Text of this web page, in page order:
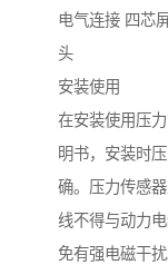
电气连接 四芯
头
安装使用
在安装使用压
明书，安装时
确。压力传感
线不得与动力
免有强电磁干